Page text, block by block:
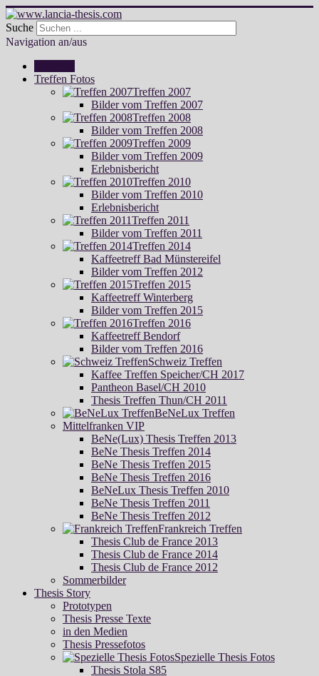
Suche
Navigation an/aus
Treffen Fotos
Treffen 2007
Bilder vom Treffen 2007
Treffen 2008
Bilder vom Treffen 2008
Treffen 2009
Bilder vom Treffen 2009
Erlebnisbericht
Treffen 2010
Bilder vom Treffen 2010
Erlebnisbericht
Treffen 2011
Bilder vom Treffen 2011
Treffen 2014
Kaffeetreff Bad Münstereifel
Bilder vom Treffen 2012
Treffen 2015
Kaffeetreff Winterberg
Bilder vom Treffen 2015
Treffen 2016
Kaffeetreff Bendorf
Bilder vom Treffen 2016
Schweiz Treffen
Kaffee Treffen Speicher/CH 2017
Pantheon Basel/CH 2010
Thesis Treffen Thun/CH 2011
BeNeLux Treffen
Mittelfranken VIP
BeNe(Lux) Thesis Treffen 2013
BeNe Thesis Treffen 2014
BeNe Thesis Treffen 2015
BeNe Thesis Treffen 2016
BeNeLux Thesis Treffen 2010
BeNe Thesis Treffen 2011
BeNe Thesis Treffen 2012
Frankreich Treffen
Thesis Club de France 2013
Thesis Club de France 2014
Thesis Club de France 2012
Sommerbilder
Thesis Story
Prototypen
Thesis Presse Texte
in den Medien
Thesis Pressefotos
Spezielle Thesis Fotos
Thesis Stola S85